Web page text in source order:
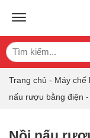
TOGGLE
Search
for:
Trang chủ - Máy chế
nấu rượu bằng điện -